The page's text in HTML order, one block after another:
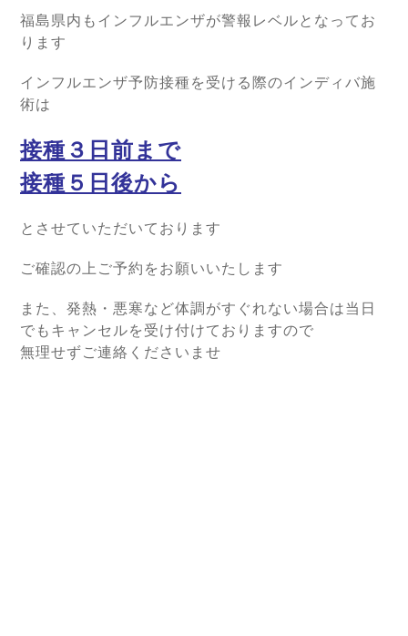
福島県内もインフルエンザが警報レベルとなってお
ります
インフルエンザ予防接種を受ける際のインディバ施
術は
接種３日前まで
接種５日後から
とさせていただいております
ご確認の上ご予約をお願いいたします
また、発熱・悪寒など体調がすぐれない場合は当日
でもキャンセルを受け付けておりますので
無理せずご連絡くださいませ